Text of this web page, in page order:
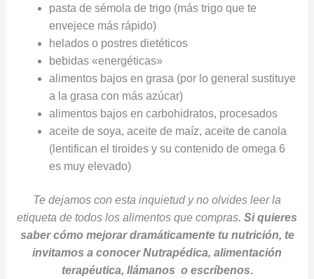
pasta de sémola de trigo (más trigo que te
envejece más rápido)
helados o postres dietéticos
bebidas «energéticas»
alimentos bajos en grasa (por lo general sustituye
a la grasa con más azúcar)
alimentos bajos en carbohidratos, procesados
aceite de soya, aceite de maíz, aceite de canola
(lentifican el tiroides y su contenido de omega 6
es muy elevado)
Te dejamos con esta inquietud y no olvides leer la
etiqueta de todos los alimentos que compras. Si quieres
saber cómo mejorar dramáticamente tu nutrición, te
invitamos a conocer Nutrapédica, alimentación
terapéutica, llámanos o escríbenos.